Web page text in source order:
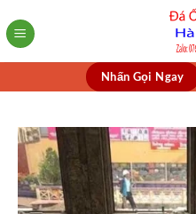
to
Nhấn Gọi Ngay